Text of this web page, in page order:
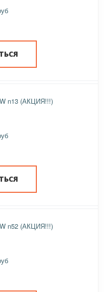
n13 (АКЦИЯ!!!)
n52 (АКЦИЯ!!!)